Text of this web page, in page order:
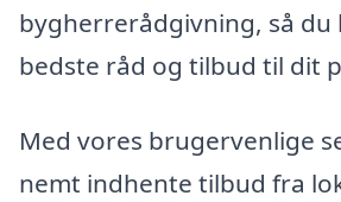
bygherrerådgivning, så du
bedste råd og tilbud til dit
Med vores brugervenlige
nemt indhente tilbud fra